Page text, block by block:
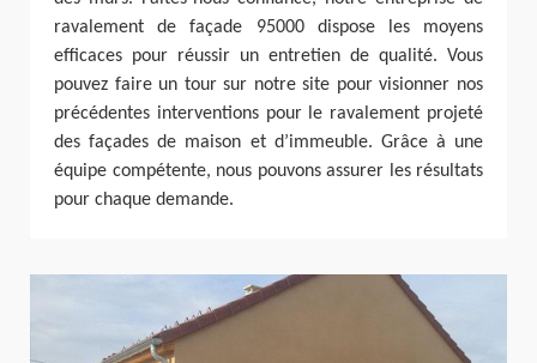
ravalement de façade 95000 dispose les moyens
efficaces pour réussir un entretien de qualité. Vous
pouvez faire un tour sur notre site pour visionner nos
précédentes interventions pour le ravalement projeté
des façades de maison et d’immeuble. Grâce à une
équipe compétente, nous pouvons assurer les résultats
pour chaque demande.